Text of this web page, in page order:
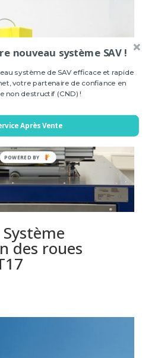
des roues
nouveau système SAV !
système de SAV efficace et rapide
votre partenaire de confiance en
non destructif (CND) !
Après Vente
POWERED BY